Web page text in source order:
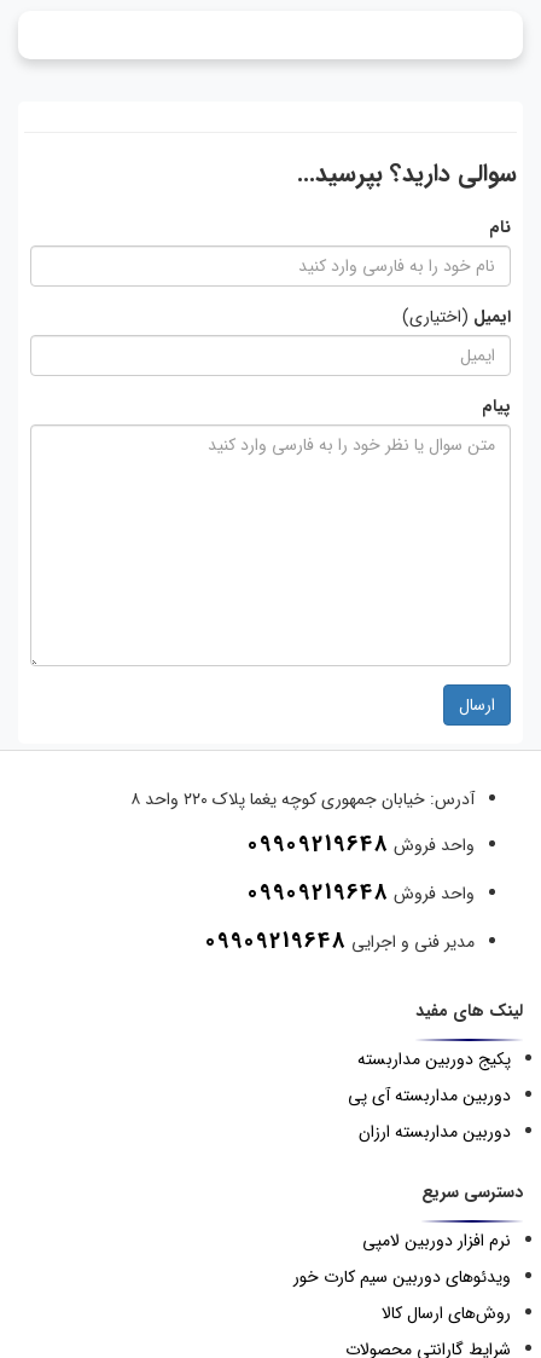
سوالی دارید؟ بپرسید...
نام
ایمیل (اختیاری)
پیام
ارسال
آدرس: خیابان جمهوری کوچه یغما پلاک ۲۲۰ واحد ۸
واحد فروش 09909219648
واحد فروش 09909219648
مدیر فنی و اجرایی 09909219648
لینک های مفید
پکیج دوربین مداربسته
دوربین مداربسته آی پی
دوربین مداربسته ارزان
دسترسی سریع
نرم افزار دوربین لامپی
ویدئوهای دوربین سیم کارت خور
روش‌های ارسال کالا
شرایط گارانتی محصولات